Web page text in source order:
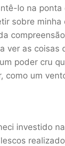
lo na
sobre
ver as coisas
poder cru
como um
investido